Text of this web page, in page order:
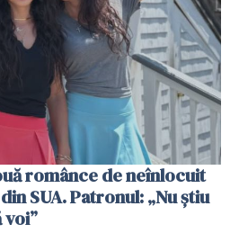
românce de neînlocuit
SUA. Patronul: „Nu știu
voi”